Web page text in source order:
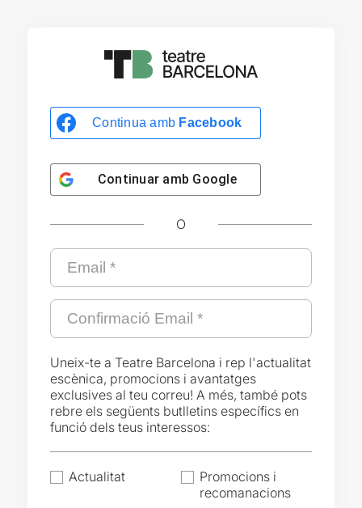
Continua amb Facebook
Continuar amb Google
O
Uneix-te a Teatre Barcelona i rep l'actualitat
escènica, promocions i avantatges
exclusives al teu correu! A més, també pots
rebre els següents butlletins específics en
funció dels teus interessos:
Actualitat
Promocions i
recomanacions